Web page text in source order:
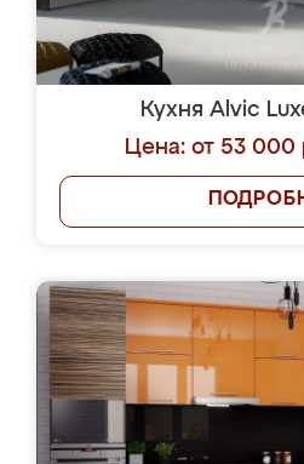
Кухня Alvic
Цена: от 53 000